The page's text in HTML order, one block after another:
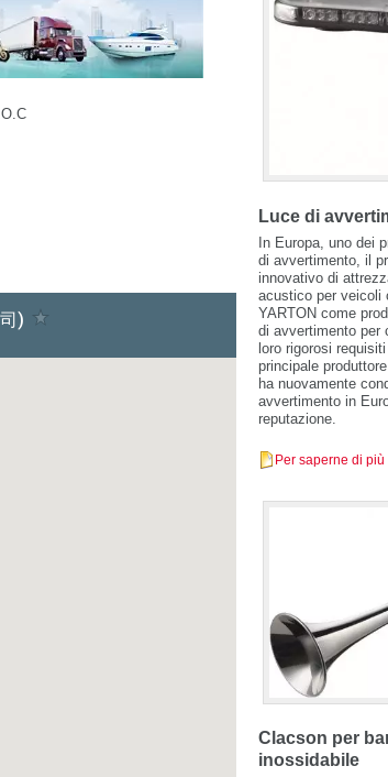
Luce di
In Europa, uno dei
di avvertimento, il
innovativo di
acustico per veicoli
YARTON come
di avvertimento per
loro rigorosi
principale
ha nuovamente
avvertimento in
reputazione.
Per saperne di più
Clacson per
inossidabile